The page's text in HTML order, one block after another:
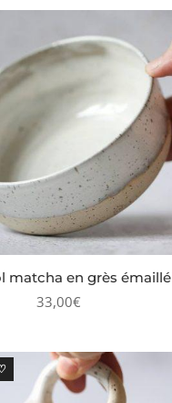
matcha en grès émaillé
33,00€